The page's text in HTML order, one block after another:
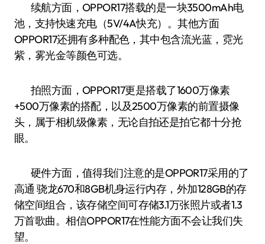
续航方面，OPPOR17搭载的是一块3500mAh电
池，支持快速充电（5V/4A快充）。其他方面
OPPOR17还拥有多种配色，其中包含流光蓝，霓光
紫，雾光金等颜色可选。
拍照方面，OPPOR17更是搭载了1600万像素
+500万像素的搭配，以及2500万像素的前置摄像
头，属于相机级像素，无论自拍还是拍它都十分抢
眼。
硬件方面，值得我们注意的是OPPOR17采用的了
高通 骁龙670和8GB机身运行内存，外加128GB的存
储空间组合，该存储空间可存储3.1万张照片或者1.3
万首歌曲。相信OPPOR17在性能方面不会让我们失
望。